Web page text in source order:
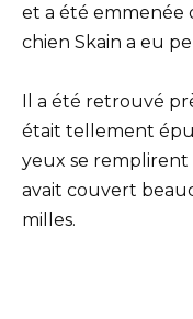
et a été emmenée
chien Skain a eu
Il a été retrouvé
était tellement
yeux se remplirent
avait couvert
milles.